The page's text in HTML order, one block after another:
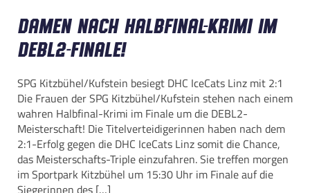
Damen nach Halbfinal-Krimi im
DEBL2-Finale!
SPG Kitzbühel/Kufstein besiegt DHC IceCats Linz mit 2:1
Die Frauen der SPG Kitzbühel/Kufstein stehen nach einem
wahren Halbfinal-Krimi im Finale um die DEBL2-
Meisterschaft! Die Titelverteidigerinnen haben nach dem
2:1-Erfolg gegen die DHC IceCats Linz somit die Chance,
das Meisterschafts-Triple einzufahren. Sie treffen morgen
im Sportpark Kitzbühel um 15:30 Uhr im Finale auf die
Siegerinnen des […]